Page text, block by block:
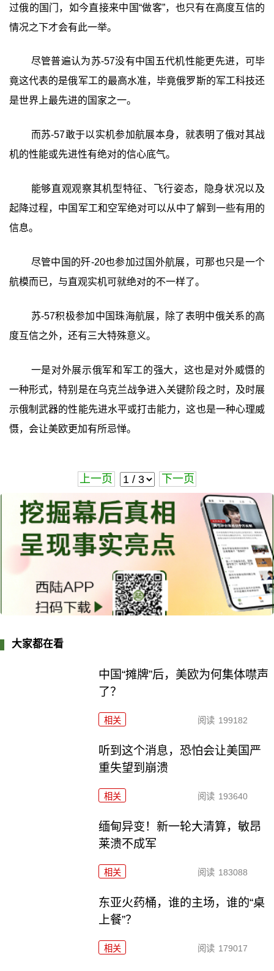
过俄的国门，如今直接来中国“做客”，也只有在高度互信的
情况之下才会有此一举。
尽管普遍认为苏-57没有中国五代机性能更先进，可毕
竟这代表的是俄军工的最高水准，毕竟俄罗斯的军工科技还
是世界上最先进的国家之一。
而苏-57敢于以实机参加航展本身，就表明了俄对其战
机的性能或先进性有绝对的信心底气。
能够直观观察其机型特征、飞行姿态，隐身状况以及
起降过程，中国军工和空军绝对可以从中了解到一些有用的
信息。
尽管中国的歼-20也参加过国外航展，可那也只是一个
航模而已，与直观实机可就绝对的不一样了。
苏-57积极参加中国珠海航展，除了表明中俄关系的高
度互信之外，还有三大特殊意义。
一是对外展示俄军和军工的强大，这也是对外威慑的
一种形式，特别是在乌克兰战争进入关键阶段之时，及时展
示俄制武器的性能先进水平或打击能力，这也是一种心理威
慑，会让美欧更加有所忌惮。
上一页 下一页
大家都在看
中国“摊牌”后，美欧为何集体噤声
了？
相关 阅读 199182
听到这个消息，恐怕会让美国严
重失望到崩溃
相关 阅读 193640
缅甸异变！新一轮大清算，敏昂
莱溃不成军
相关 阅读 183088
东亚火药桶，谁的主场，谁的“桌
上餐”？
相关 阅读 179017